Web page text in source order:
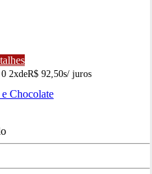
2xdeR$ 92,50s/ juros
Chocolate